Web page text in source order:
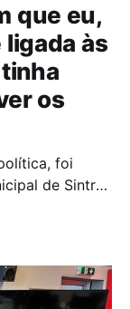
que eu,
ligada às
os
foi
de Sintra,
Europeu.